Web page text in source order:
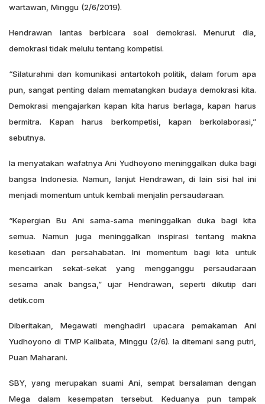
wartawan, Minggu (2/6/2019).
Hendrawan lantas berbicara soal demokrasi. Menurut dia,
demokrasi tidak melulu tentang kompetisi.
“Silaturahmi dan komunikasi antartokoh politik, dalam forum apa
pun, sangat penting dalam mematangkan budaya demokrasi kita.
Demokrasi mengajarkan kapan kita harus berlaga, kapan harus
bermitra. Kapan harus berkompetisi, kapan berkolaborasi,”
sebutnya.
Ia menyatakan wafatnya Ani Yudhoyono meninggalkan duka bagi
bangsa Indonesia. Namun, lanjut Hendrawan, di lain sisi hal ini
menjadi momentum untuk kembali menjalin persaudaraan.
“Kepergian Bu Ani sama-sama meninggalkan duka bagi kita
semua. Namun juga meninggalkan inspirasi tentang makna
kesetiaan dan persahabatan. Ini momentum bagi kita untuk
mencairkan sekat-sekat yang mengganggu persaudaraan
sesama anak bangsa,” ujar Hendrawan, seperti dikutip dari
detik.com
Diberitakan, Megawati menghadiri upacara pemakaman Ani
Yudhoyono di TMP Kalibata, Minggu (2/6). Ia ditemani sang putri,
Puan Maharani.
SBY, yang merupakan suami Ani, sempat bersalaman dengan
Mega dalam kesempatan tersebut. Keduanya pun tampak